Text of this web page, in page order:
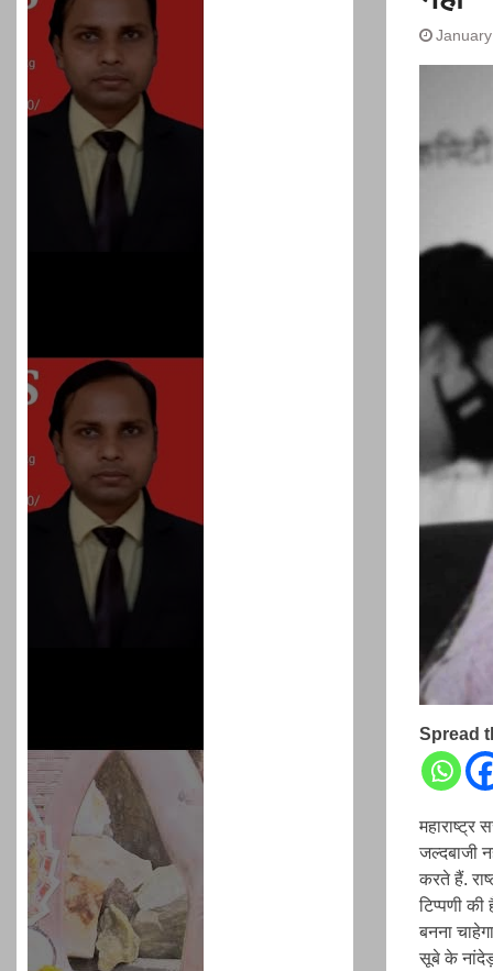
प्रशांत किशोर को नहीं
रहेगा जेल में भी, नहीं भरेंगे बेल
Spread
महाराष्ट्र
जल्दबाजी
करते हैं.
टिप्पणी
बनना
सूबे के